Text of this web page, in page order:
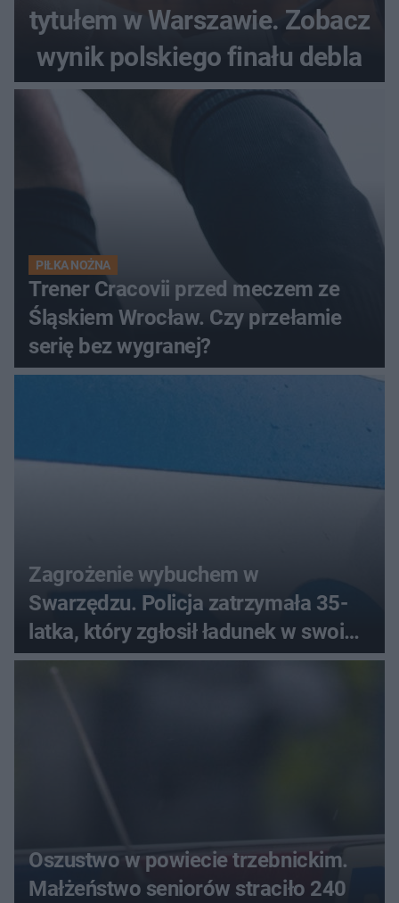
tytułem w Warszawie. Zobacz
wynik polskiego finału debla
PIŁKA NOŻNA
Trener Cracovii przed meczem ze
Śląskiem Wrocław. Czy przełamie
serię bez wygranej?
Zagrożenie wybuchem w
Swarzędzu. Policja zatrzymała 35-
latka, który zgłosił ładunek w swoim
aucie
Oszustwo w powiecie trzebnickim.
Małżeństwo seniorów straciło 240